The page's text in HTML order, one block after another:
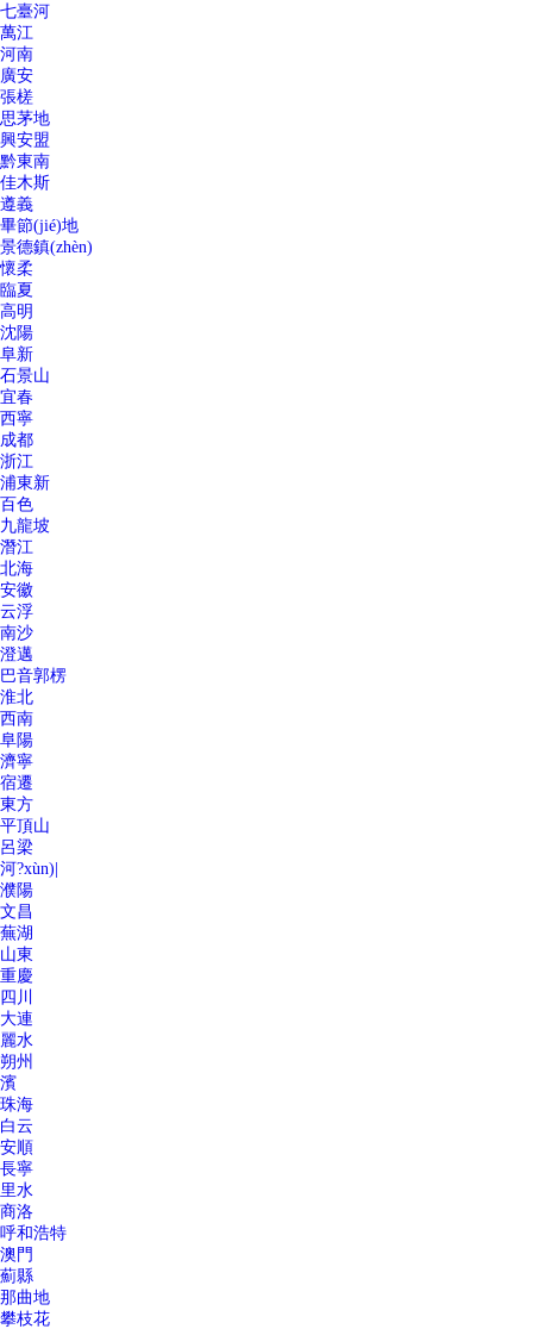
七臺河
萬江
河南
廣安
張槎
思茅地
興安盟
黔東南
佳木斯
遵義
畢節(jié)地
景德鎮(zhèn)
懷柔
臨夏
高明
沈陽
阜新
石景山
宜春
西寧
成都
浙江
浦東新
百色
九龍坡
潛江
北海
安徽
云浮
南沙
澄邁
巴音郭楞
淮北
西南
阜陽
濟寧
宿遷
東方
平頂山
呂梁
河?xùn)|
濮陽
文昌
蕪湖
山東
重慶
四川
大連
麗水
朔州
濱
珠海
白云
安順
長寧
里水
商洛
呼和浩特
澳門
薊縣
那曲地
攀枝花